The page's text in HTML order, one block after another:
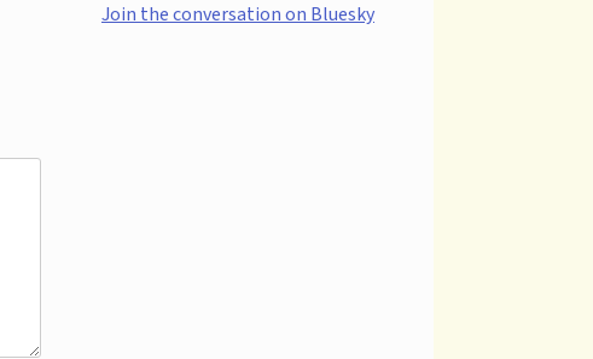
Join the conversation on Bluesky